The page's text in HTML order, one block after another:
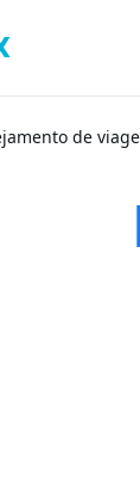
de